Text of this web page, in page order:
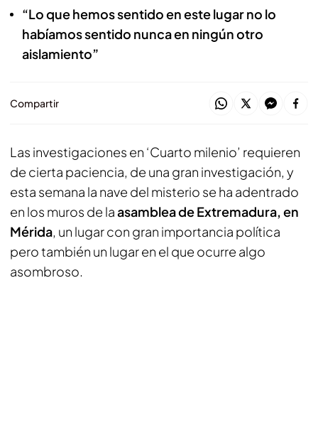
“Lo que hemos sentido en este lugar no lo
habíamos sentido nunca en ningún otro
aislamiento”
Compartir
Las investigaciones en ‘Cuarto milenio’ requieren
de cierta paciencia, de una gran investigación, y
esta semana la nave del misterio se ha adentrado
en los muros de laasamblea de Extremadura, en
Mérida, un lugar con gran importancia política
pero también un lugar en el que ocurre algo
asombroso.